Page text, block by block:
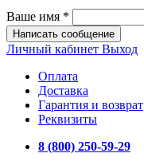
Ваше имя *
Написать сообщение
Личный кабинет Выход
Оплата
Доставка
Гарантия и возврат
Реквизиты
8 (800) 250-59-29